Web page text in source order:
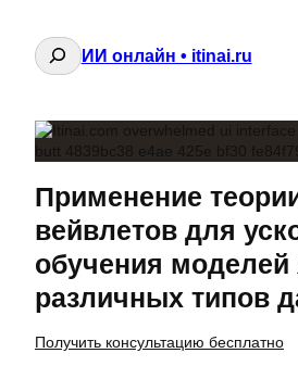
Поиск
ИИ онлайн • itinai.ru
Применение
вейвлетов для
обучения моделей
различных типов
Получить консультацию бесплатно